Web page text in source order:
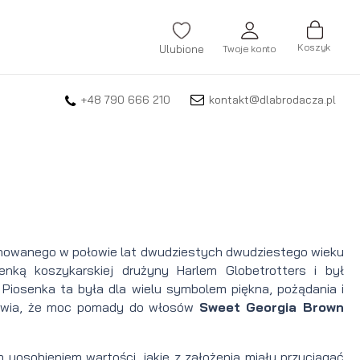
Koszyk
Twoje konto
ZALOGUJ SIĘ
Ulubione
+48 790 666 210 kontakt@dlabrodacza.pl
w połowie lat dwudziestych dwudziestego wieku
koszykarskiej drużyny Harlem Globetrotters i był
ta była dla wielu symbolem piękna, pożądania i
że moc pomady do włosów Sweet Georgia Brown
uosobieniem wartości, jakie z założenia miały przyciągać